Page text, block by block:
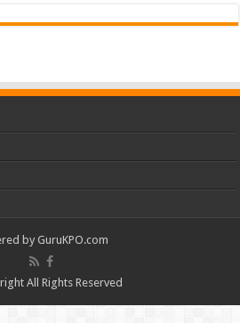
by GuruKPO.com
All Rights Reserved